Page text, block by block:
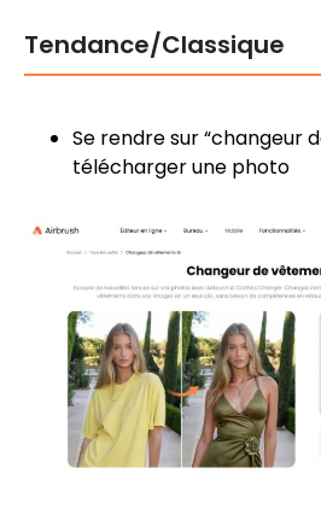
Tendance/Classique
Se rendre sur “changeur
télécharger une photo